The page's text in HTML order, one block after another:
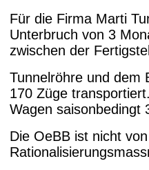
Für die Firma Marti
Unterbruch von 3
zwischen der
Tunnelröhre und dem
170 Züge
Wagen saisonbedingt
Die OeBB ist nicht